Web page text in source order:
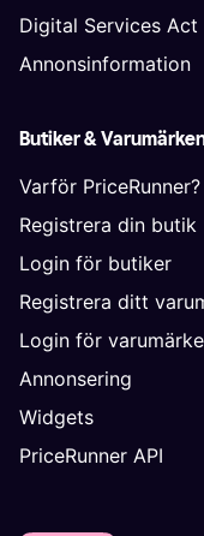
Digital Services Act
Annonsinformation
Butiker &
Varför PriceRunner?
Registrera din butik
Login för butiker
Registrera ditt
Login för
Annonsering
Widgets
PriceRunner API